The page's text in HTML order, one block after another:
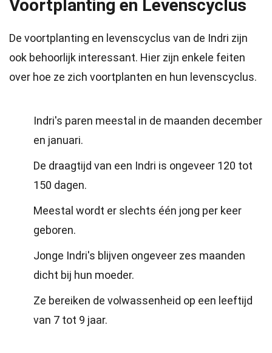
Voortplanting en Levenscyclus
De voortplanting en levenscyclus van de Indri zijn
ook behoorlijk interessant. Hier zijn enkele feiten
over hoe ze zich voortplanten en hun levenscyclus.
Indri's paren meestal in de maanden december
en januari.
De draagtijd van een Indri is ongeveer 120 tot
150 dagen.
Meestal wordt er slechts één jong per keer
geboren.
Jonge Indri's blijven ongeveer zes maanden
dicht bij hun moeder.
Ze bereiken de volwassenheid op een leeftijd
van 7 tot 9 jaar.